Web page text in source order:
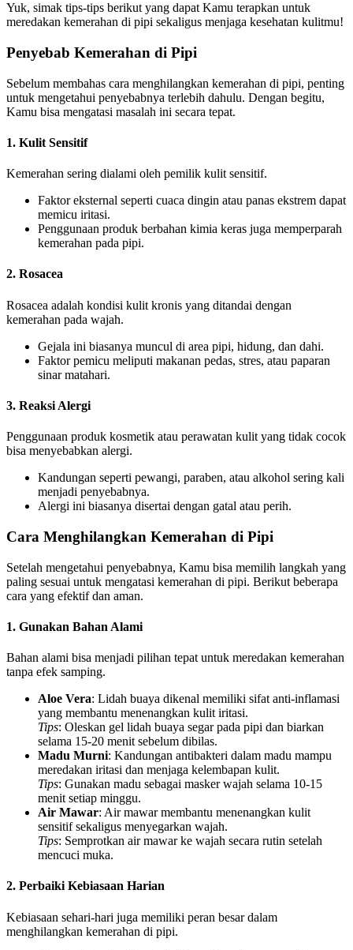
Yuk, simak tips-tips berikut yang dapat Kamu terapkan untuk
meredakan kemerahan di pipi sekaligus menjaga kesehatan kulitmu!
Penyebab Kemerahan di Pipi
Sebelum membahas cara menghilangkan kemerahan di pipi, penting
untuk mengetahui penyebabnya terlebih dahulu. Dengan begitu,
Kamu bisa mengatasi masalah ini secara tepat.
1. Kulit Sensitif
Kemerahan sering dialami oleh pemilik kulit sensitif.
Faktor eksternal seperti cuaca dingin atau panas ekstrem dapat
memicu iritasi.
Penggunaan produk berbahan kimia keras juga memperparah
kemerahan pada pipi.
2. Rosacea
Rosacea adalah kondisi kulit kronis yang ditandai dengan
kemerahan pada wajah.
Gejala ini biasanya muncul di area pipi, hidung, dan dahi.
Faktor pemicu meliputi makanan pedas, stres, atau paparan
sinar matahari.
3. Reaksi Alergi
Penggunaan produk kosmetik atau perawatan kulit yang tidak cocok
bisa menyebabkan alergi.
Kandungan seperti pewangi, paraben, atau alkohol sering kali
menjadi penyebabnya.
Alergi ini biasanya disertai dengan gatal atau perih.
Cara Menghilangkan Kemerahan di Pipi
Setelah mengetahui penyebabnya, Kamu bisa memilih langkah yang
paling sesuai untuk mengatasi kemerahan di pipi. Berikut beberapa
cara yang efektif dan aman.
1. Gunakan Bahan Alami
Bahan alami bisa menjadi pilihan tepat untuk meredakan kemerahan
tanpa efek samping.
Aloe Vera: Lidah buaya dikenal memiliki sifat anti-inflamasi
yang membantu menenangkan kulit iritasi.
Tips: Oleskan gel lidah buaya segar pada pipi dan biarkan
selama 15-20 menit sebelum dibilas.
Madu Murni: Kandungan antibakteri dalam madu mampu
meredakan iritasi dan menjaga kelembapan kulit.
Tips: Gunakan madu sebagai masker wajah selama 10-15
menit setiap minggu.
Air Mawar: Air mawar membantu menenangkan kulit
sensitif sekaligus menyegarkan wajah.
Tips: Semprotkan air mawar ke wajah secara rutin setelah
mencuci muka.
2. Perbaiki Kebiasaan Harian
Kebiasaan sehari-hari juga memiliki peran besar dalam
menghilangkan kemerahan di pipi.